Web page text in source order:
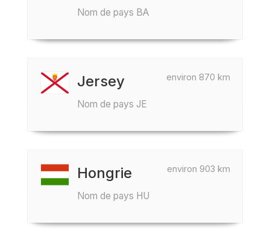
Nom de pays BA
environ 870 km
Jersey
Nom de pays JE
environ 903 km
Hongrie
Nom de pays HU